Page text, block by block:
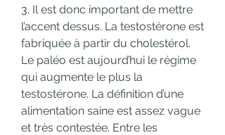
3. Il est donc important de mettre
l’accent dessus. La testostérone est
fabriquée à partir du cholestérol.
Le paléo est aujourd’hui le régime
qui augmente le plus la
testostérone. La définition d’une
alimentation saine est assez vague
et très contestée. Entre les